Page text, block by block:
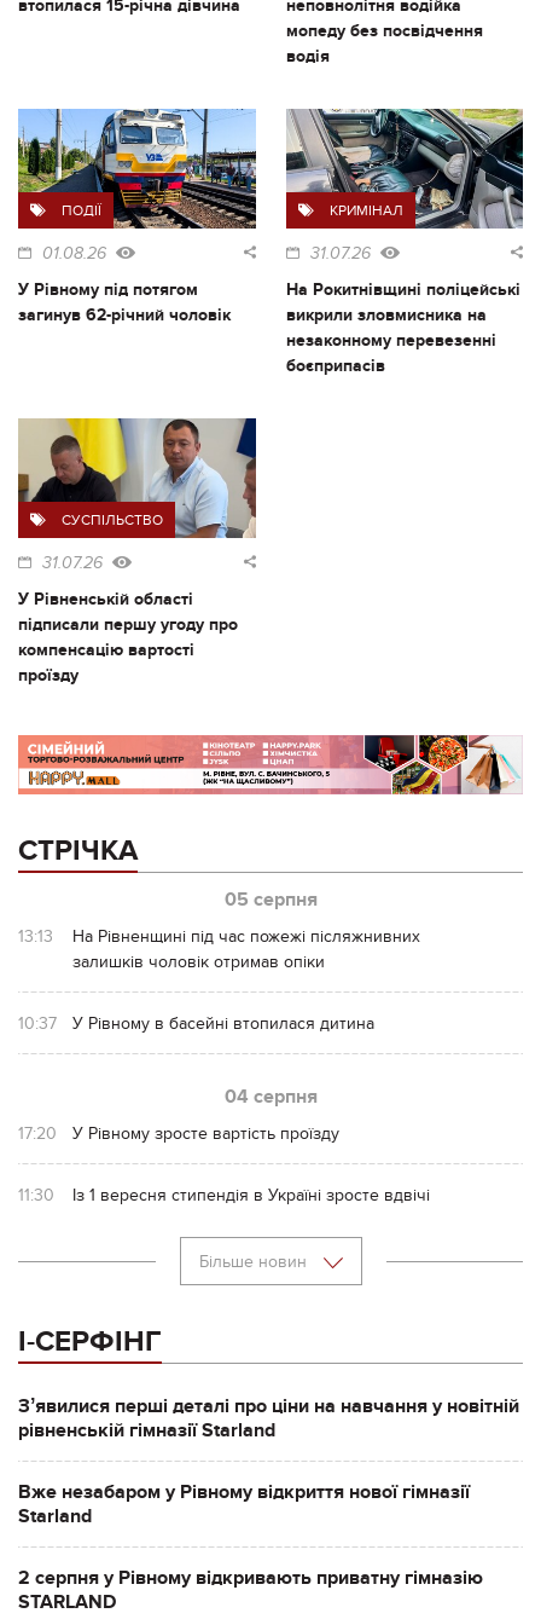
втопилася 15-річна дівчина
неповнолітня водійка
мопеду без посвідчення
водія
ПОДІЇ
01.08.26
У Рівному під потягом
загинув 62-річний чоловік
КРИМІНАЛ
31.07.26
На Рокитнівщині поліцейські
викрили зловмисника на
незаконному перевезенні
боєприпасів
СУСПІЛЬСТВО
31.07.26
У Рівненській області
підписали першу угоду про
компенсацію вартості
проїзду
СТРІЧКА
05 серпня
13:13
На Рівненщині під час пожежі післяжнивних
залишків чоловік отримав опіки
10:37 У Рівному в басейні втопилася дитина
04 серпня
17:20 У Рівному зросте вартість проїзду
11:30 Із 1 вересня стипендія в Україні зросте вдвічі
Більше новин
І-СЕРФІНГ
Зʼявилися перші деталі про ціни на навчання у новітній
рівненській гімназії Starland
Вже незабаром у Рівному відкриття нової гімназії
Starland
2 серпня у Рівному відкривають приватну гімназію
STARLAND